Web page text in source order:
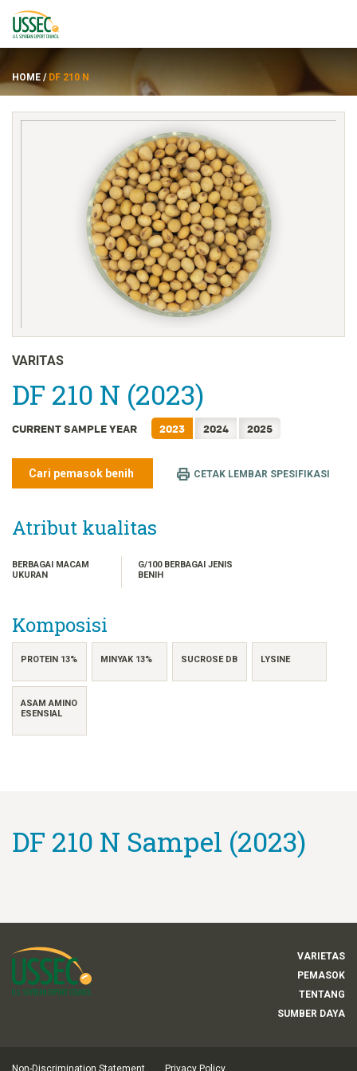
ENGLISH
FRANÇAIS
日本語
한국어
简体中文
ไทย
HOME / DF 210 N
VARITAS
DF 210 N (2023)
CURRENT SAMPLE YEAR 2023 2024 2025
Cari pemasok benih CETAK LEMBAR SPESIFIKASI
Atribut kualitas
BERBAGAI MACAM
UKURAN
G/100 BERBAGAI JENIS
BENIH
Komposisi
PROTEIN 13% MINYAK 13% SUCROSE DB LYSINE
ASAM AMINO
ESENSIAL
DF 210 N Sampel (2023)
VARIETAS
PEMASOK
TENTANG
SUMBER DAYA
Non-Discrimination Statement Privacy Policy